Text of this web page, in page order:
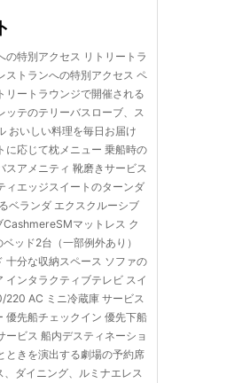
の特別アクセス リトリートラ
ストランへの特別アクセス ペ
リートラウンジで開催される
ッテのテリーバスローブ、ス
おいしい料理を毎日お届け
に応じて枕メニュー 乗船時の
アメニティ 靴磨きサービス
ィエッジスイートのターンダ
ベランダ エクスクルーシブ
マットレス ク
ッド2台（一部例外あり）
十分な収納スペース ソファの
インタラクティブテレビ スイ
220 AC ミニ冷蔵庫 サービス
優先船チェックイン 優先下船
ビス 船内デスティネーショ
ときを演出する劇場の予約席
ダイニング、ルミナエレス